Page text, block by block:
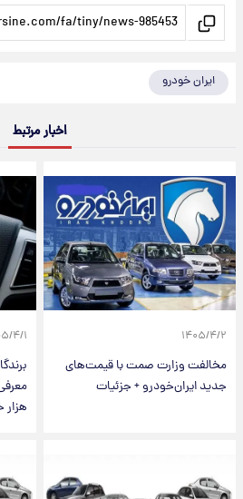
ایران خودرو
اخبار مرتبط
۱۴۰۵/۴/۲
مخالفت وزارت صمت با قیمت‌های
جدید ایران‌خودرو + جزئیات
هزار